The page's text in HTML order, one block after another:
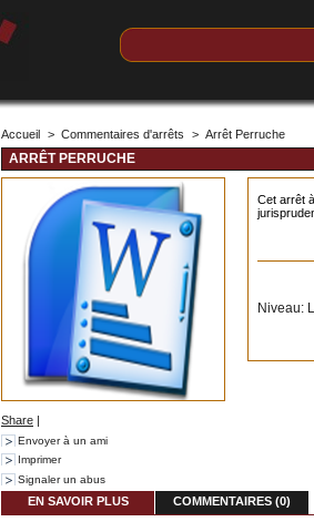
Accueil > Commentaires d'arrêts > Arrêt Perruche
ARRÊT PERRUCHE
Share |
Envoyer à un ami
Imprimer
Signaler un abus
Cet arrêt
Niveau:
EN SAVOIR PLUS COMMENTAIRES (0)